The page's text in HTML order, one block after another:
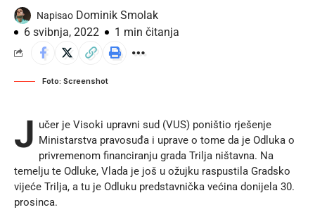
Napisao Dominik Smolak
6 svibnja, 2022
1 min čitanja
Foto: Screenshot
J učer je Visoki upravni sud (VUS) poništio rješenje
Ministarstva pravosuđa i uprave o tome da je Odluka o
privremenom financiranju grada Trilja ništavna. Na
temelju te Odluke, Vlada je još u ožujku raspustila Gradsko
vijeće Trilja, a tu je Odluku predstavnička većina donijela 30.
prosinca.